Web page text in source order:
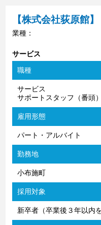
【株式会社荻原館】
業種：
サービス
職種
サービス
サポートスタッフ（番頭）
雇用形態
パート・アルバイト
勤務地
小布施町
採用対象
新卒者（卒業後３年以内を